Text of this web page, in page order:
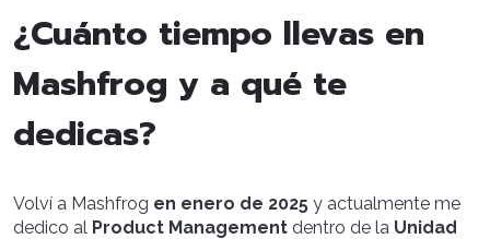
¿Cuánto tiempo llevas en
Mashfrog y a qué te
dedicas?
Volví a Mashfrog en enero de 2025 y actualmente me
dedico al Product Management dentro de la Unidad